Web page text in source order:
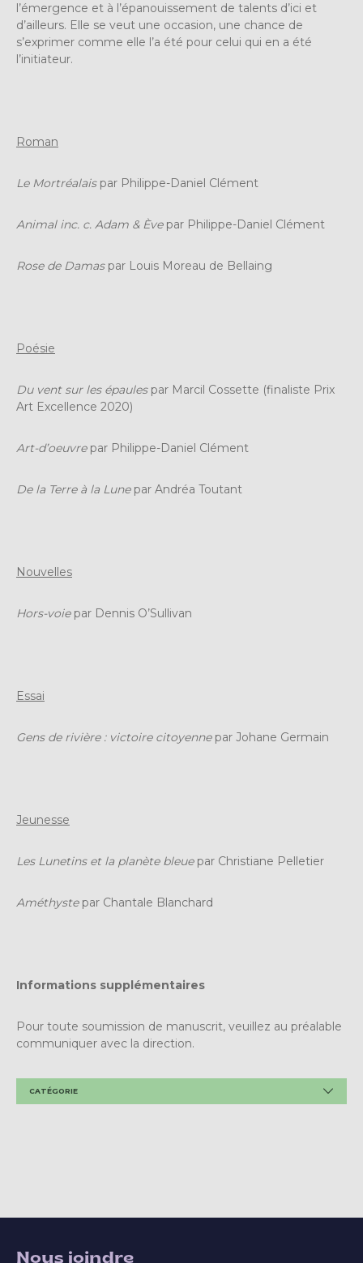
l’émergence et à l’épanouissement de talents d’ici et
d’ailleurs. Elle se veut une occasion, une chance de
s’exprimer comme elle l’a été pour celui qui en a été
l’initiateur.
Roman
Le Mortréalaispar Philippe-Daniel Clément
Animal inc. c. Adam & Ève par Philippe-Daniel Clément
Rose de Damaspar Louis Moreau de Bellaing
Poésie
Du vent sur les épaulespar Marcil Cossette (finaliste Prix
Art Excellence 2020)
Art-d’oeuvrepar Philippe-Daniel Clément
De la Terre à la Lunepar Andréa Toutant
Nouvelles
Hors-voiepar Dennis O’Sullivan
Essai
Gens de rivière : victoire citoyennepar Johane Germain
Jeunesse
Les Lunetins et la planète bleuepar Christiane Pelletier
Améthystepar Chantale Blanchard
Informations supplémentaires
Pour toute soumission de manuscrit, veuillez au préalable
communiquer avec la direction.
CATÉGORIE
Nous joindre